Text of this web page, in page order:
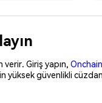
Giriş yapın,
güvenlikli